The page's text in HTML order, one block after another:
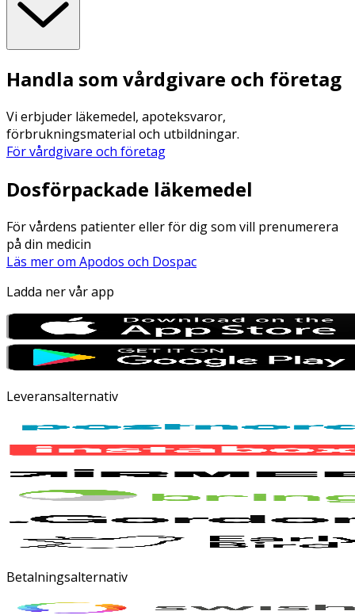
Handla som vårdgivare och företag
Vi erbjuder läkemedel, apoteksvaror,
förbrukningsmaterial och utbildningar.
För vårdgivare och företag
Dosförpackade läkemedel
För vårdens patienter eller för dig som vill prenumerera
på din medicin
Läs mer om Apodos och Dospac
Ladda ner vår app
Leveransalternativ
Betalningsalternativ